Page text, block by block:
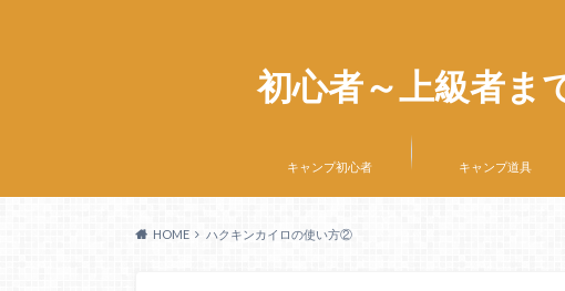
初心者～上級者ま
キャンプ初心者 キャンプ道具
HOME ハクキンカイロの使い方②